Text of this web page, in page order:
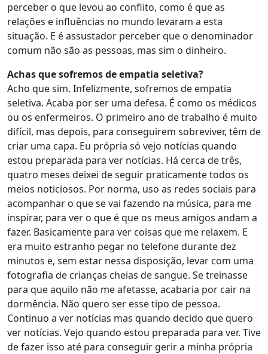
perceber o que levou ao conflito, como é que as
relações e influências no mundo levaram a esta
situação. E é assustador perceber que o denominador
comum não são as pessoas, mas sim o dinheiro.
Achas que sofremos de empatia seletiva?
Acho que sim. Infelizmente, sofremos de empatia
seletiva. Acaba por ser uma defesa. É como os médicos
ou os enfermeiros. O primeiro ano de trabalho é muito
difícil, mas depois, para conseguirem sobreviver, têm de
criar uma capa. Eu própria só vejo notícias quando
estou preparada para ver notícias. Há cerca de três,
quatro meses deixei de seguir praticamente todos os
meios noticiosos. Por norma, uso as redes sociais para
acompanhar o que se vai fazendo na música, para me
inspirar, para ver o que é que os meus amigos andam a
fazer. Basicamente para ver coisas que me relaxem. E
era muito estranho pegar no telefone durante dez
minutos e, sem estar nessa disposição, levar com uma
fotografia de crianças cheias de sangue. Se treinasse
para que aquilo não me afetasse, acabaria por cair na
dormência. Não quero ser esse tipo de pessoa.
Continuo a ver notícias mas quando decido que quero
ver notícias. Vejo quando estou preparada para ver. Tive
de fazer isso até para conseguir gerir a minha própria